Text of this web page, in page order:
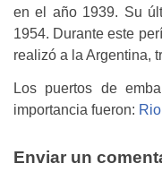
en el año 1939. Su
1954. Durante este
realizó a la Argentina,
Los puertos de
importancia fueron:
Enviar un